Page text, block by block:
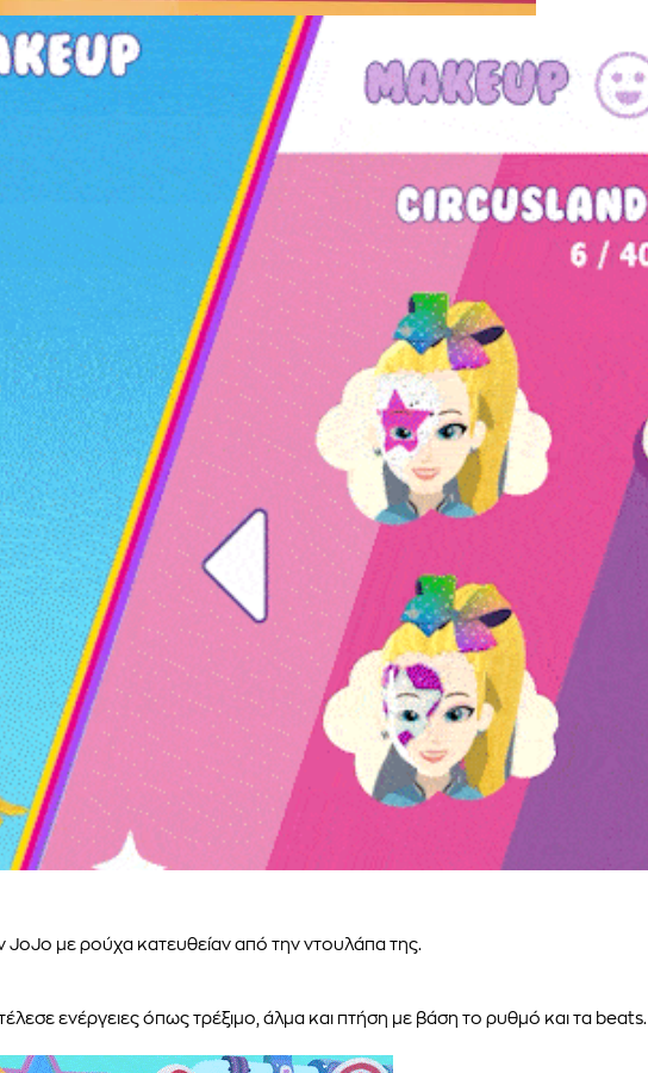
JoJo με ρούχα κατευθείαν από την ντουλάπα της.
ενέργειες όπως τρέξιμο, άλμα και πτήση με βάση το ρυθμό και τα beats.